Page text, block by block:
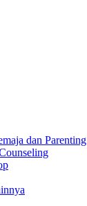
dan Parenting